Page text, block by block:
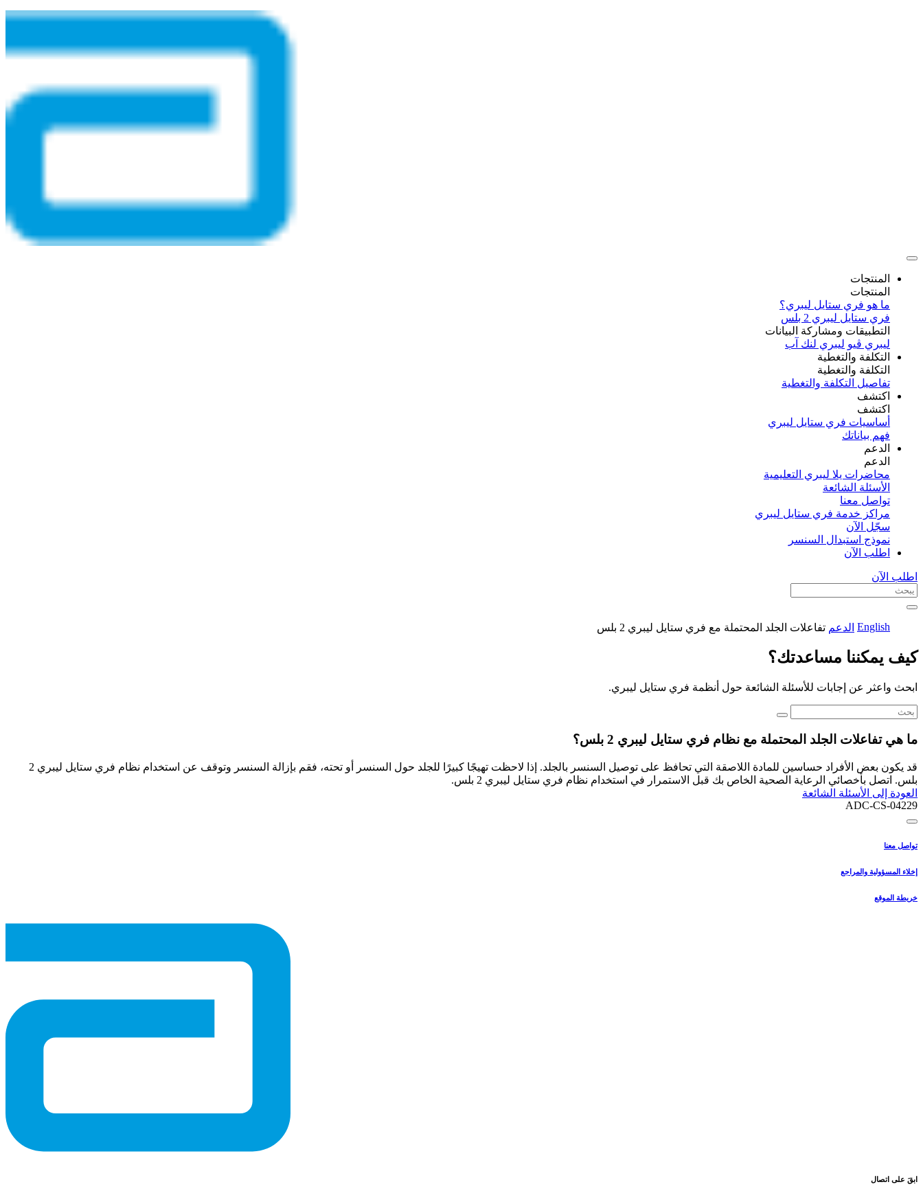
المنتجات
المنتجات
ما هو فري ستايل ليبري؟
فري ستايل ليبري 2 بلس​
التطبيقات ومشاركة البيانات
ليبري ڤيو ليبري لنك آب
التكلفة والتغطية
التكلفة والتغطية
تفاصيل التكلفة والتغطية
اكتشف​
اكتشف​
أساسيات فري ستايل ليبري
فهم بياناتك
الدعم
الدعم
محاضرات يلا ليبري التعليمية
الأسئلة الشائعة
تواصل معنا
مراكز خدمة فري ستايل ليبري
سجّل الآن​
نموذج استبدال السنسر
اطلب الآن
اطلب الآن
English الدعم تفاعلات الجلد المحتملة مع فري ستايل ليبري 2 بلس
كيف يمكننا مساعدتك؟
ابحث واعثر عن إجابات للأسئلة الشائعة حول أنظمة فري ستايل ليبري.
ما هي تفاعلات الجلد المحتملة مع نظام فري ستايل ليبري 2 بلس؟
قد يكون بعض الأفراد حساسين للمادة اللاصقة التي تحافظ على توصيل السنسر بالجلد. إذا لاحظت تهيجًا كبيرًا للجلد حول السنسر أو تحته، فقم بإزالة السنسر وتوقف عن استخدام نظام فري ستايل ليبري 2
بلس. اتصل بأخصائي الرعاية الصحية الخاص بك قبل الاستمرار في استخدام نظام فري ستايل ليبري 2 بلس.
العودة إلى الأسئلة الشائعة
ADC-CS-04229
تواصل معنا
إخلاء المسؤولية والمراجع
خريطة الموقع
ابقَ على اتصال